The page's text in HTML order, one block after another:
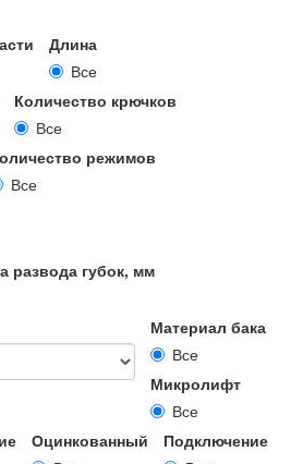
Длина
Все
Количество крючков
Все
режимов
Все
развода губок, мм
Материал бака
Все
Микролифт
Все
Оцинкованный
Подключение